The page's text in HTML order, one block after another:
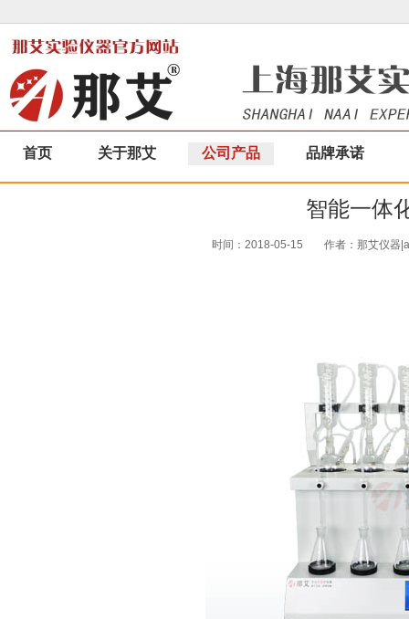
首页 关于那艾 公司产品 品牌承诺
智能一体
时间：2018-05-15 作者：那艾仪器